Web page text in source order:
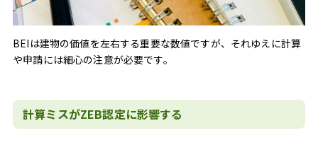
BEIは建物の価値を左右する重要な数値ですが、それゆえに計算
や申請には細心の注意が必要です。
計算ミスがZEB認定に影響する